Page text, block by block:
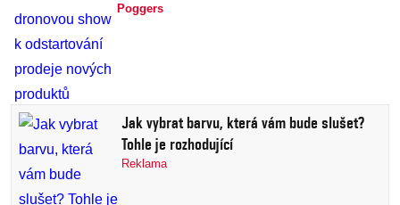
Poggers
Jak vybrat barvu, která vám bude slušet?
Tohle je rozhodující
Reklama